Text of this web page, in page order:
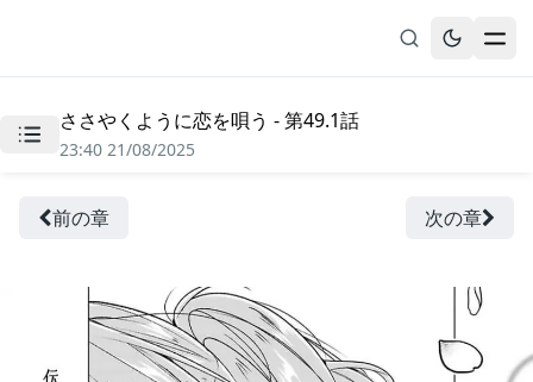
無料漫画
履歴
ささやくように恋を唄う - 第49.1話
23:40 21/08/2025
前の章 次の章